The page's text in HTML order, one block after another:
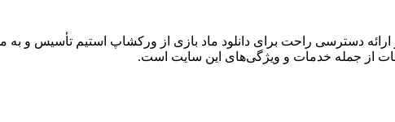
از جمله خدمات و ویژگی‌های این سایت است.